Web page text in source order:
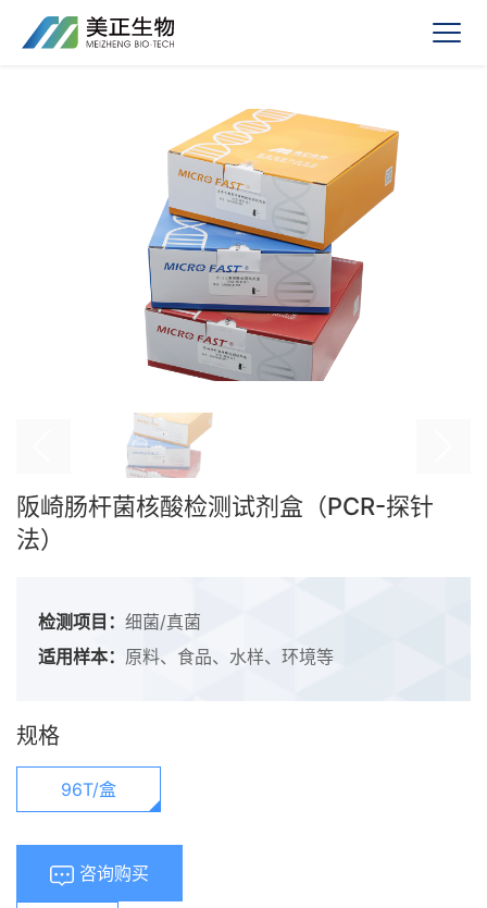
阪崎肠杆菌核酸检测试剂盒（PCR-探针
法）
检测项目： 细菌/真菌
适用样本： 原料、食品、水样、环境等
规格
96T/盒
咨询购买